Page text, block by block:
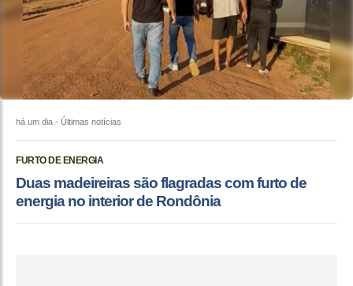
há um dia - Últimas notícias
FURTO DE ENERGIA
Duas madeireiras são flagradas com furto de
energia no interior de Rondônia